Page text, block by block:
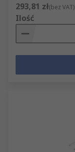
293,81 zł(bez VAT)
Ilość